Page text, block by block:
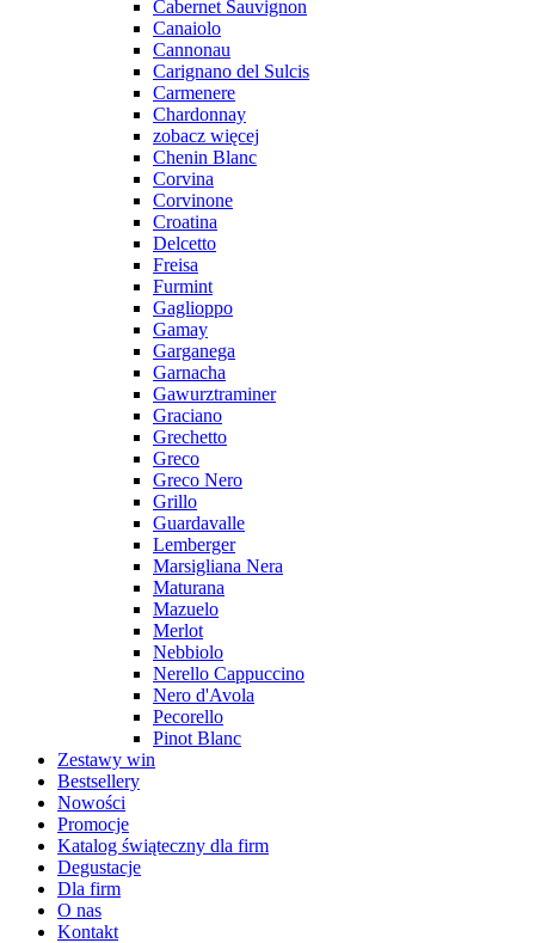
Cabernet Sauvignon
Canaiolo
Cannonau
Carignano del Sulcis
Carmenere
Chardonnay
zobacz więcej
Chenin Blanc
Corvina
Corvinone
Croatina
Delcetto
Freisa
Furmint
Gaglioppo
Gamay
Garganega
Garnacha
Gawurztraminer
Graciano
Grechetto
Greco
Greco Nero
Grillo
Guardavalle
Lemberger
Marsigliana Nera
Maturana
Mazuelo
Merlot
Nebbiolo
Nerello Cappuccino
Nero d'Avola
Pecorello
Pinot Blanc
Zestawy win
Bestsellery
Nowości
Promocje
Katalog świąteczny dla firm
Degustacje
Dla firm
O nas
Kontakt